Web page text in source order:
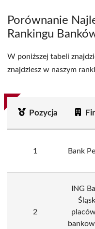
Porównanie
Rankingu
W poniższej tabeli
znajdziesz w naszym
Pozycja
1 Bank
2
ING